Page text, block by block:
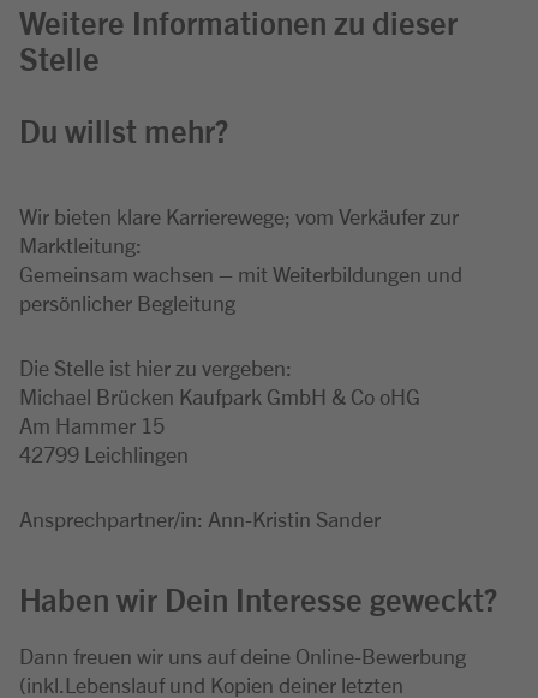
Weitere Informationen zu dieser
Stelle
Du willst mehr?
Wir bieten klare Karrierewege; vom Verkäufer zur
Marktleitung:
Gemeinsam wachsen – mit Weiterbildungen und
persönlicher Begleitung
Die Stelle ist hier zu vergeben:
Michael Brücken Kaufpark GmbH & Co oHG
Am Hammer 15
42799 Leichlingen
Ansprechpartner/in: Ann-Kristin Sander
Haben wir Dein Interesse geweckt?
Dann freuen wir uns auf deine Online-Bewerbung
(inkl.Lebenslauf und Kopien deiner letzten